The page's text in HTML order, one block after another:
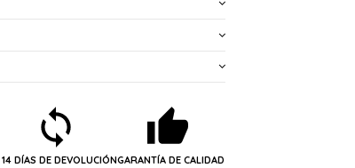
14 DÍAS DE DEVOLUCIÓNGARANTÍA DE CALIDAD